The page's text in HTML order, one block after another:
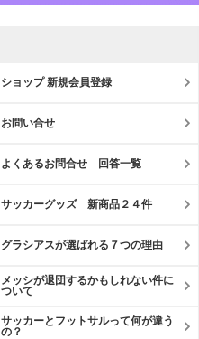
ショップ 新規会員登録
お問い合せ
よくあるお問合せ 回答一覧
サッカーグッズ 新商品２４件
グラシアスが選ばれる７つの理由
メッシが退団するかもしれない件に
ついて
サッカーとフットサルって何が違う
の？